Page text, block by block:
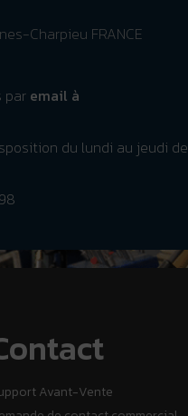
Charpieu FRANCE
par email à
du lundi au jeudi de
Avant-Vente